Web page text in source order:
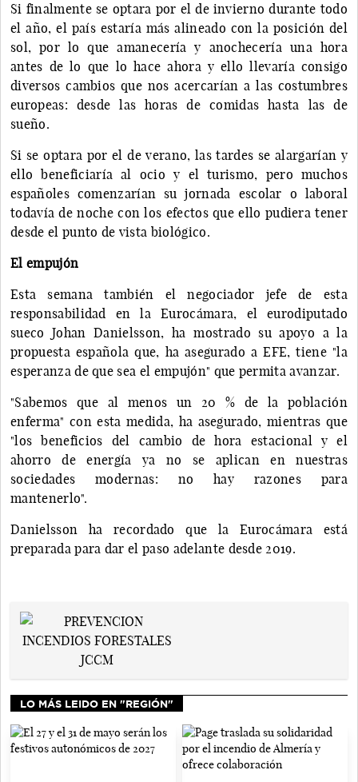
Si finalmente se optara por el de invierno durante todo
el año, el país estaría más alineado con la posición del
sol, por lo que amanecería y anochecería una hora
antes de lo que lo hace ahora y ello llevaría consigo
diversos cambios que nos acercarían a las costumbres
europeas: desde las horas de comidas hasta las de
sueño.
Si se optara por el de verano, las tardes se alargarían y
ello beneficiaría al ocio y el turismo, pero muchos
españoles comenzarían su jornada escolar o laboral
todavía de noche con los efectos que ello pudiera tener
desde el punto de vista biológico.
El empujón
Esta semana también el negociador jefe de esta
responsabilidad en la Eurocámara, el eurodiputado
sueco Johan Danielsson, ha mostrado su apoyo a la
propuesta española que, ha asegurado a EFE, tiene "la
esperanza de que sea el empujón" que permita avanzar.
"Sabemos que al menos un 20 % de la población
enferma" con esta medida, ha asegurado, mientras que
"los beneficios del cambio de hora estacional y el
ahorro de energía ya no se aplican en nuestras
sociedades modernas: no hay razones para
mantenerlo".
Danielsson ha recordado que la Eurocámara está
preparada para dar el paso adelante desde 2019.
LO MÁS LEIDO EN "REGIÓN"